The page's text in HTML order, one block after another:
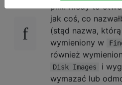
plik. Kiedy to
jak coś, co
(stąd nazwa,
wymieniony w
również
Disk Images
i
wymazać lub